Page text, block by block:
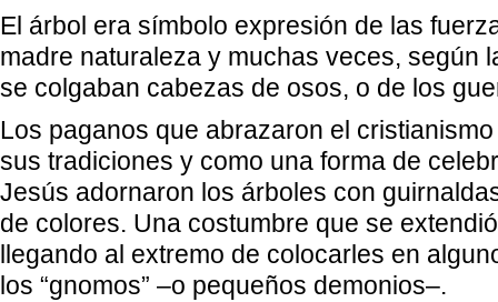
El árbol era símbolo expresión de las
madre naturaleza y muchas veces, según
se colgaban cabezas de osos, o de los
Los paganos que abrazaron el
sus tradiciones y como una forma de
Jesús adornaron los árboles con
de colores. Una costumbre que se
llegando al extremo de colocarles en
los “gnomos” –o pequeños demonios–.